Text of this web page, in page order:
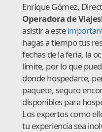
Enrique Gómez,
Operadora de
asistir a este
hagas a tiempo tus
fechas de la feria, la
límite, por lo que
donde hospedarte,
paquete, seguro
disponibles para
Los expertos como
tu experiencia sea